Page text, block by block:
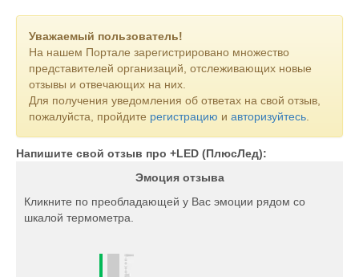
Уважаемый пользователь!
На нашем Портале зарегистрировано множество
представителей организаций, отслеживающих новые
отзывы и отвечающих на них.
Для получения уведомления об ответах на свой отзыв,
пожалуйста, пройдите регистрацию и авторизуйтесь
Напишите свой отзыв про +LED (ПлюсЛед):
Эмоция отзыва
Кликните по преобладающей у Вас эмоции рядом со
шкалой термометра.